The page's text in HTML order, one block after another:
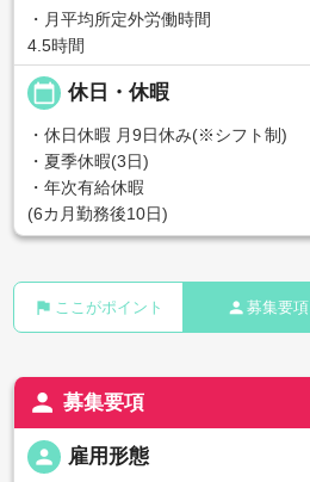
・月平均所定外労働時間
4.5時間
calendar_today 休日・休暇
・休日休暇 月9日休み(※シフト制)
・夏季休暇(3日)
・年次有給休暇
(6カ月勤務後10日)
flag ここがポイント person 募集要項
person 募集要項
person 雇用形態